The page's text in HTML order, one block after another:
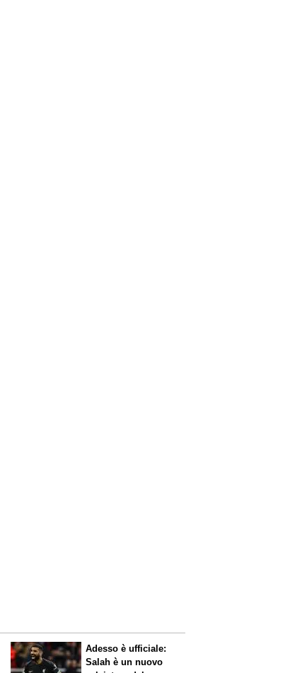
Adesso è ufficiale:
Salah è un nuovo